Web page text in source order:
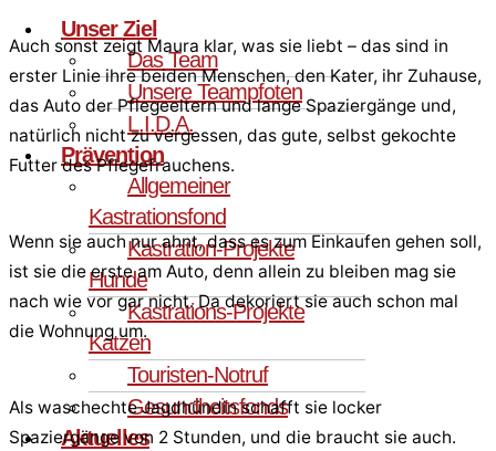
Unser Ziel
Das Team
Unsere Teampfoten
L.I.D.A.
Prävention
Allgemeiner
Kastrationsfond
Kastration-Projekte
Hunde
Kastrations-Projekte
Katzen
Touristen-Notruf
Gesundheitsfonds
Aktuelles
Auch sonst zeigt Maura klar, was sie liebt – das sind in
erster Linie ihre beiden Menschen, den Kater, ihr Zuhause,
das Auto der Pflegeeltern und lange Spaziergänge und,
natürlich nicht zu vergessen, das gute, selbst gekochte
Futter des Pflegefrauchens.
Wenn sie auch nur ahnt, dass es zum Einkaufen gehen soll,
ist sie die erste am Auto, denn allein zu bleiben mag sie
nach wie vor gar nicht. Da dekoriert sie auch schon mal
die Wohnung um.
Als waschechte Jagdhündin schafft sie locker
Spaziergänge von 2 Stunden, und die braucht sie auch.